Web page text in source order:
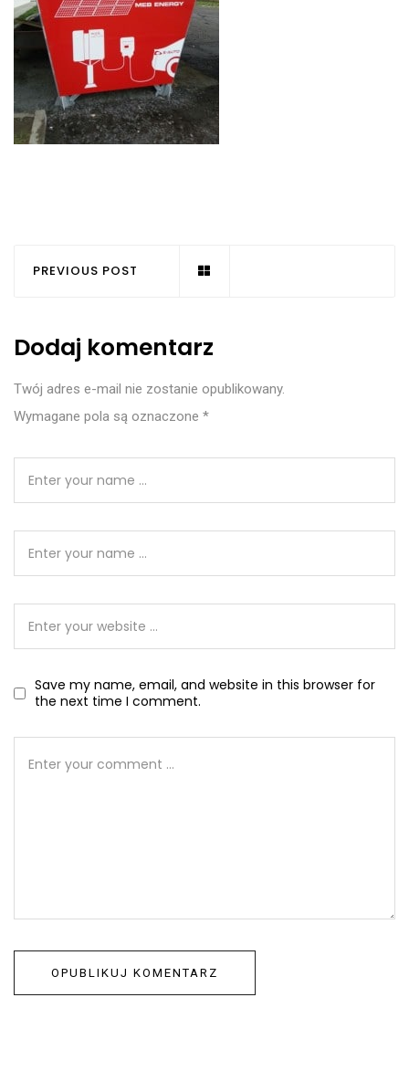
PREVIOUS POST
Dodaj komentarz
Twój adres e-mail nie zostanie opublikowany.
Wymagane pola są oznaczone *
Save my name, email, and website in this browser for
the next time I comment.